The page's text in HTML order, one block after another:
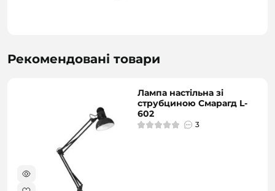
Рекомендовані товари
Лампа настільна зі
струбциною Смарагд L-
602
3